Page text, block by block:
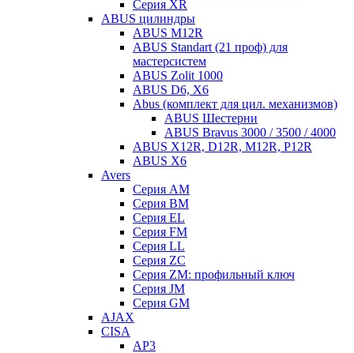
Серия XR
ABUS цилиндры
ABUS M12R
ABUS Standart (21 проф) для
мастерсистем
ABUS Zolit 1000
ABUS D6, X6
Abus (комплект для цил. механизмов)
ABUS Шестерни
ABUS Bravus 3000 / 3500 / 4000
ABUS X12R, D12R, M12R, P12R
ABUS X6
Avers
Серия AM
Серия BM
Серия EL
Серия FM
Серия LL
Серия ZC
Серия ZM: профильный ключ
Серия JM
Серия GM
AJAX
CISA
AP3